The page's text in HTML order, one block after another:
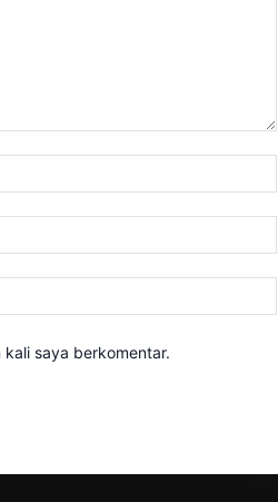
saya berkomentar.